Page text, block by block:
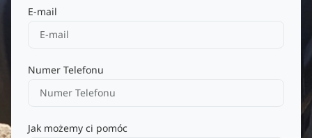
E-mail
Numer Telefonu
Jak możemy ci pomóc